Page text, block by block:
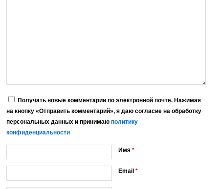
Получать новые комментарии по электронной почте. Нажимая
на кнопку «Отправить комментарий», я даю согласие на обработку
персональных данных и принимаюполитику
конфиденциальности
Имя*
Email*